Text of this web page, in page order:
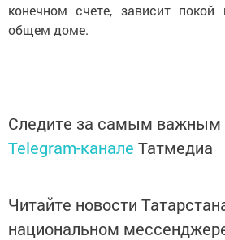
конечном счете, зависит
общем доме.
Следите за самым важным
Telegram-канале Татмедиа
Читайте новости
национальном